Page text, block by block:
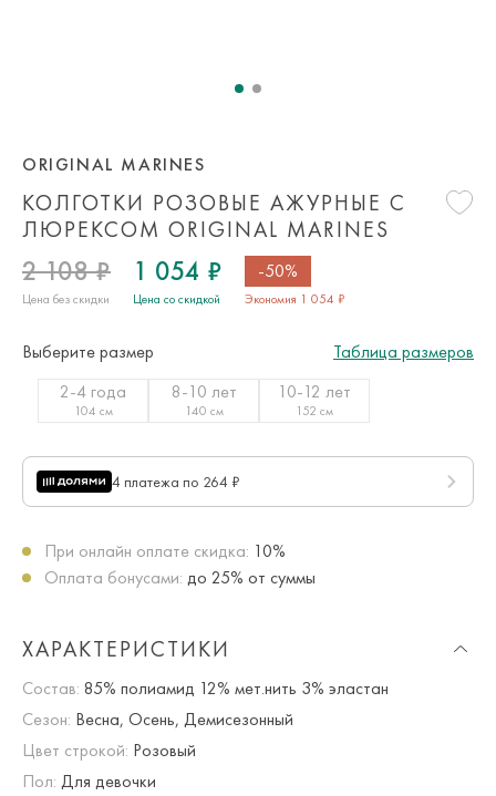
КОЛГОТКИ РОЗОВЫЕ АЖУРНЫЕ С
ЛЮРЕКСОМ ORIGINAL MARINES
ORIGINAL MARINES
2 108 ₽
Цена без скидки
1 054 ₽
Цена со скидкой
-50%
Экономия 1 054 ₽
Выберите размер
Таблица размеров
2-4 года
104 см
8-10 лет
140 см
10-12 лет
152 см
4 платежа по 264 ₽
При онлайн оплате скидка: 10%
Оплата бонусами: до 25% от суммы
ХАРАКТЕРИСТИКИ
Состав: 85% полиамид 12% мет.нить 3% эластан
Сезон: Весна, Осень, Демисезонный
Цвет строкой: Розовый
Пол: Для девочки